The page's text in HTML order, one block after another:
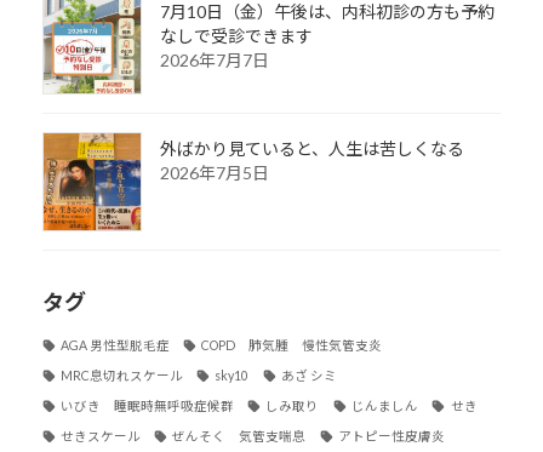
7月10日（金）午後は、内科初診の方も予約
なしで受診できます
2026年7月7日
外ばかり見ていると、人生は苦しくなる
2026年7月5日
タグ
AGA 男性型脱毛症 COPD 肺気腫 慢性気管支炎
MRC息切れスケール sky10 あざ シミ
いびき 睡眠時無呼吸症候群 しみ取り じんましん せき
せきスケール ぜんそく 気管支喘息 アトピー性皮膚炎